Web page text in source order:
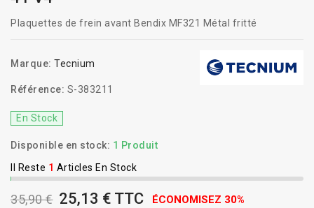
Plaquettes de frein avant Bendix MF321 Métal fritté
Marque: Tecnium
Référence: S-383211
En Stock
Disponible en stock: 1 Produit
Il Reste 1 Articles En Stock
35,90 € 25,13 € TTC ÉCONOMISEZ 30%